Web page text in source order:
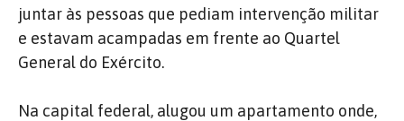
juntar às pessoas que pediam intervenção militar
e estavam acampadas em frente ao Quartel
General do Exército.
Na capital federal, alugou um apartamento onde,